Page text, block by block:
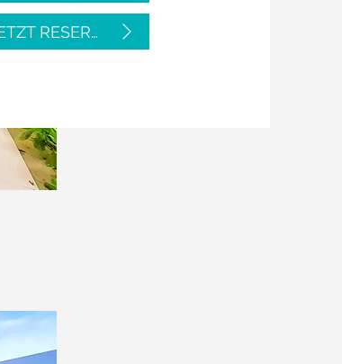
JETZT RESERVIEREN